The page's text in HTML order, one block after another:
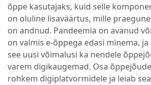
õppe kasutajaks, kuid selle
on oluline lisaväärtus, mille
on andnud. Pandeemia on avanud
on valmis e-õppega edasi minema,
see uusi võimalusi ka nendele
varem digikaugemad. Osa
rohkem digiplatvormidele ja leiab